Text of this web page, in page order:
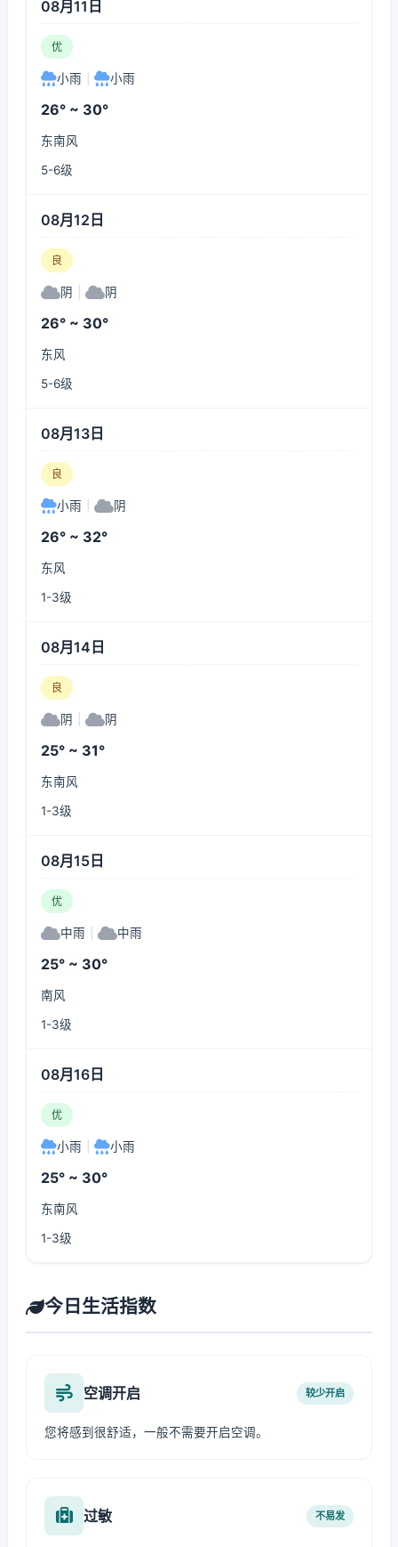
08月11日
优
小雨 小雨
26° ~ 30°
东南风
5-6级
08月12日
良
阴 阴
26° ~ 30°
东风
5-6级
08月13日
良
小雨 阴
26° ~ 32°
东风
1-3级
08月14日
良
阴 阴
25° ~ 31°
东南风
1-3级
08月15日
优
中雨 中雨
25° ~ 30°
南风
1-3级
08月16日
优
小雨 小雨
25° ~ 30°
东南风
1-3级
今日生活指数
空调开启 较少开启
您将感到很舒适，一般不需要开启空调。
过敏 不易发